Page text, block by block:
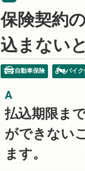
保険契約
込まない
自動車保険 バイク
払込期限ま
ができない
ます。